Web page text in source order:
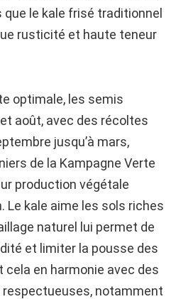
le kale frisé traditionnel
rusticité et haute teneur
optimale, les semis
août, avec des récoltes
jusqu’à mars,
de la Kampagne Verte
production végétale
Le kale aime les sols riches
naturel lui permet de
et limiter la pousse des
en harmonie avec des
notamment